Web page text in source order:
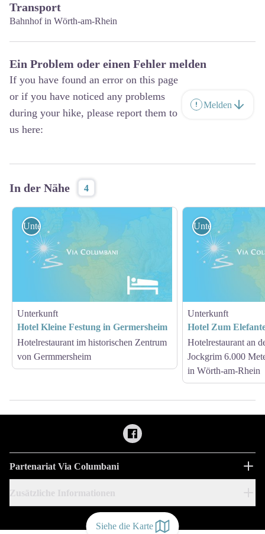
Siehe die Karte
Transport
Bahnhof in Wörth-am-Rhein
Ein Problem oder einen Fehler melden
If you have found an error on this page
or if you have noticed any problems
during your hike, please report them to
us here:
Melden
In der Nähe 4
Unterkunft
Unterkunft
Hotel Kleine Festung in Germersheim
Hotelrestaurant im historischen Zentrum
von Germmersheim
Unterkunft
Unterkunft
Hotel Zum
Hotelrestaurant an
Jockgrim 6.000
in Wörth-am-Rhein
Partenariat Via Columbani
Zusätzliche Informationen